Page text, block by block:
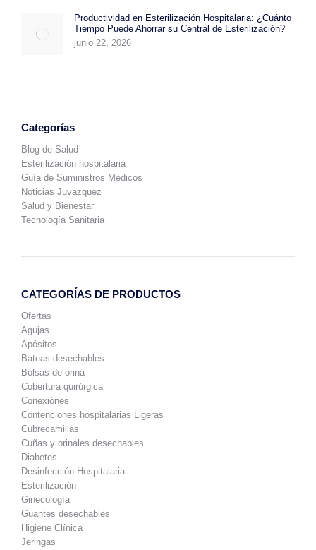
Productividad en Esterilización Hospitalaria: ¿Cuánto
Tiempo Puede Ahorrar su Central de Esterilización?
junio 22, 2026
Categorías
Blog de Salud
Esterilización hospitalaria
Guía de Suministros Médicos
Noticias Juvazquez
Salud y Bienestar
Tecnología Sanitaria
CATEGORÍAS DE PRODUCTOS
Ofertas
Agujas
Apósitos
Bateas desechables
Bolsas de orina
Cobertura quirúrgica
Conexiónes
Contenciones hospitalarias Ligeras
Cubrecamillas
Cuñas y orinales desechables
Diabetes
Desinfección Hospitalaria
Esterilización
Ginecología
Guantes desechables
Higiene Clínica
Jeringas